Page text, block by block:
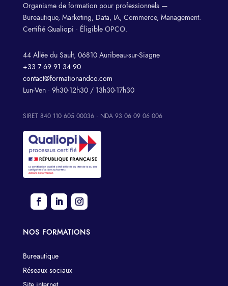
Organisme de formation pour professionnels —
Bureautique, Marketing, Data, IA, Commerce, Management.
Certifié Qualiopi · Éligible OPCO.
44 Allée du Sault, 06810 Auribeau-sur-Siagne
+33 7 69 91 34 90
contact@formationandco.com
Lun-Ven · 9h30-12h30 / 13h30-17h30
SIRET 840 110 605 00036 · NDA 93 06 09 06 006
NOS FORMATIONS
Bureautique
Réseaux sociaux